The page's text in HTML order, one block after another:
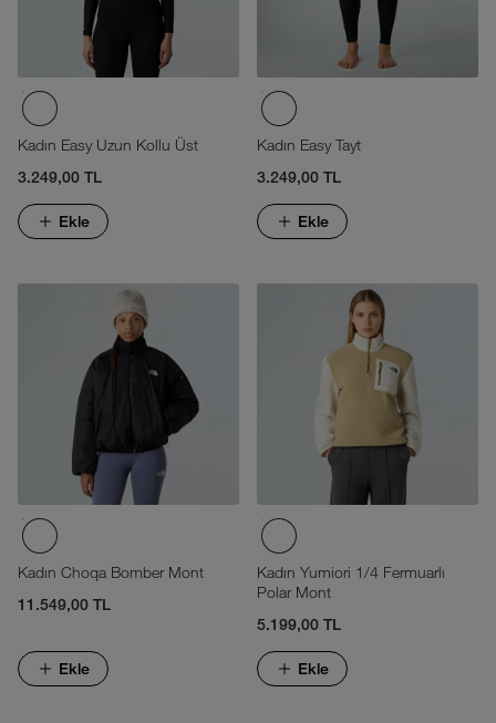
Kadın Easy Uzun Kollu Üst
3.249,00 TL
Ekle
Kadın Easy Tayt
3.249,00 TL
Ekle
Kadın Choqa Bomber Mont
11.549,00 TL
Ekle
Kadın Yumiori 1/4 Fermuarlı
Polar Mont
5.199,00 TL
Ekle